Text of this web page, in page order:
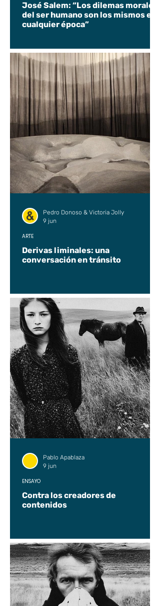
José Salem: “Los dilemas morales
del ser humano son los mismos en
cualquier época”
Derivas liminales: una
conversación en tránsito
ARTE
Pedro Donoso & Victoria Jolly
9 jun
Contra los creadores de
contenidos
ENSAYO
Pablo Apablaza
9 jun